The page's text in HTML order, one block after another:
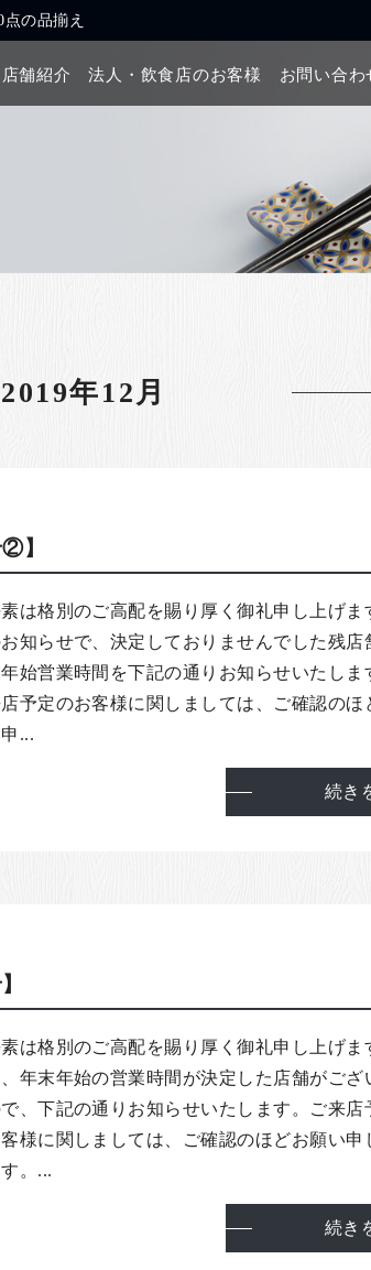
の品揃え
店舗紹介 法人・飲食店のお客様 お問い合わ
2019年12月
】
は格別のご高配を賜り厚く御礼申し上げま
知らせで、決定しておりませんでした残店
始営業時間を下記の通りお知らせいたしま
予定のお客様に関しましては、ご確認のほ
...
続き
は格別のご高配を賜り厚く御礼申し上げま
年末年始の営業時間が決定した店舗がござ
、下記の通りお知らせいたします。ご来店
様に関しましては、ご確認のほどお願い申
す。...
続き